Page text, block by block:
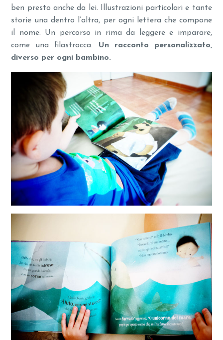
ben presto anche da lei. Illustrazioni particolari e tante
storie una dentro l’altra, per ogni lettera che compone
il nome. Un percorso in rima da leggere e imparare,
come una filastrocca. Un racconto personalizzato,
diverso per ogni bambino.